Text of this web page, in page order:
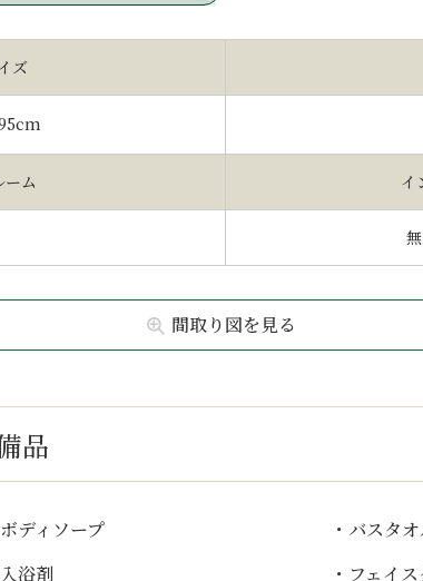
ズ
ーム イ
間取り図を見る
品
ボディソープ
入浴剤
・バスタ
・フェイ